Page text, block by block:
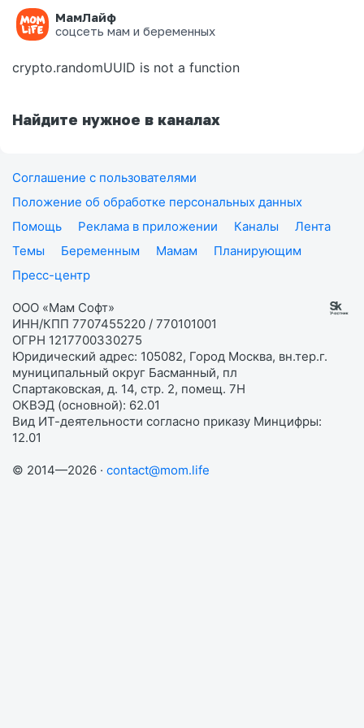
МамЛайф
соцсеть мам и беременных
Ошибка на странице
crypto.randomUUID is not a function
Найдите нужное в каналах
Соглашение с пользователями
Положение об обработке персональных данных
Помощь
Реклама в приложении Каналы
Лента
Темы
Беременным Мамам
Планирующим
Пресс-центр
ООО «Мам Софт»
ИНН/КПП 7707455220 / 770101001
ОГРН 1217700330275
Юридический адрес: 105082, Город Москва, вн.тер.г.
муниципальный округ Басманный, пл
Спартаковская, д. 14, стр. 2, помещ. 7Н
ОКВЭД (основной): 62.01
Вид ИТ-деятельности согласно приказу Минцифры:
12.01
© 2014—2026 · contact@mom.life